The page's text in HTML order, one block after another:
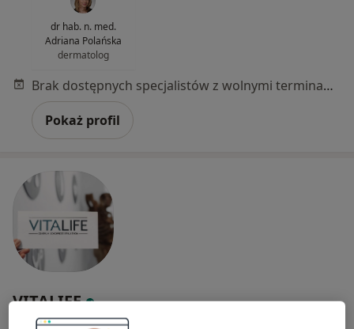
dr hab. n. med.
Adriana Polańska
dermatolog
Brak dostępnych specjalistów z wolnymi terminami w tym centrum medycznym.
Pokaż profil
VITALIFE
Dermatologia, Diagnostyka, Ortopedia